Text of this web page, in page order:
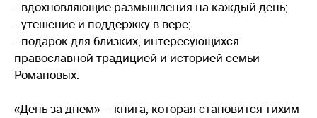
- вдохновляющие размышления на каждый день;
- утешение и поддержку в вере;
- подарок для близких, интересующихся
православной традицией и историей семьи
Романовых.
«День за днем» — книга, которая становится тихим